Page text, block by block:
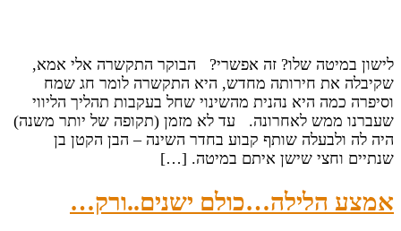
לישון במיטה שלו? זה אפשרי? הבוקר התקשרה אלי אמא,
שקיבלה את חירותה מחדש, היא התקשרה לומר חג שמח
וסיפרה כמה היא נהנית מהשינוי שחל בעקבות תהליך הליווי
שעברנו ממש לאחרונה. עד לא מזמן (תקופה של יותר משנה)
היה לה ולבעלה שותף קבוע בחדר השינה – הבן הקטן בן
שנתיים וחצי שישן איתם במיטה. […]
אמצע הלילה…כולם ישנים..ורק…